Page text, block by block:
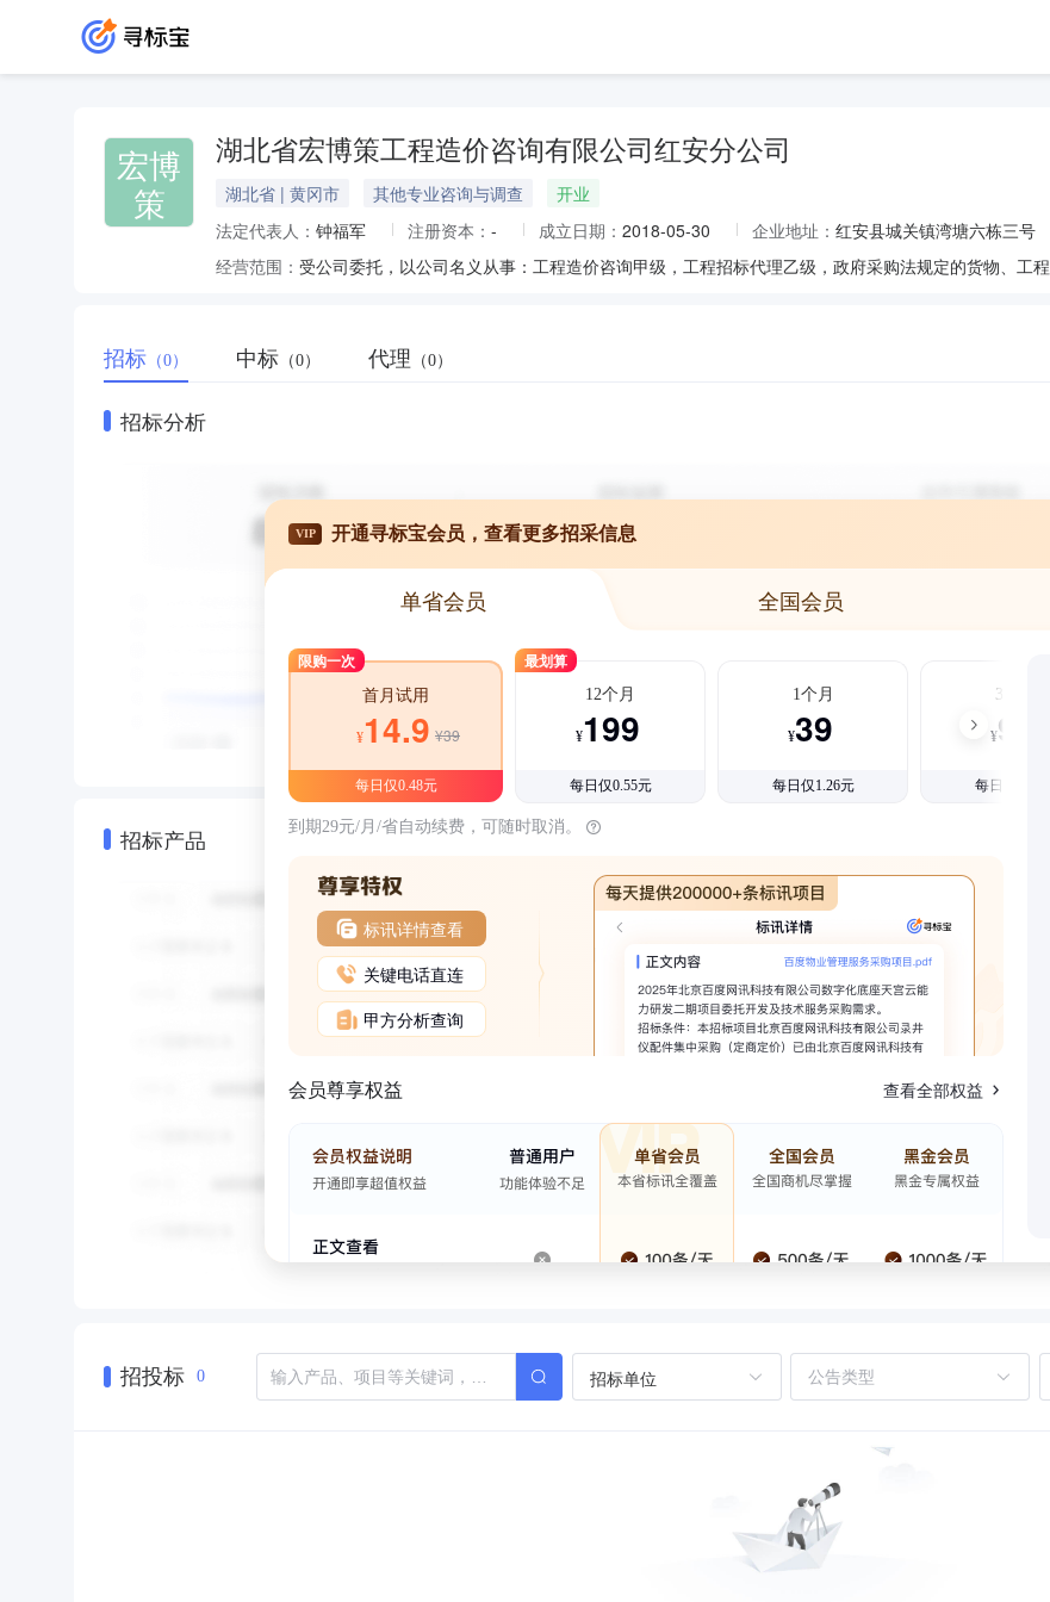
宏博
策
湖北省宏博策工程造价咨询有限公司红安分公司
湖北省 | 黄冈市 其他专业咨询与调查
开业
法定代表人： 钟福军 注册资本： - 成立日期： 2018-05-30 企业地址： 红安县城关镇湾塘六栋三号
经营范围：
招标 （0） 中标 （0） 代理 （0）
招标分析
招标产品
VIP 开通寻标宝会员，查看更多招采信息
单省会员 全国会员
限购一次
首月试用
¥14.9 ¥39
每日仅0.48元
最划算
12个月
¥199
每日仅0.55元
1个月
¥39
每日仅1.26元
3个月
¥99
每日仅1.08元
到期29元/月/省自动续费，可随时取消。
标讯详情查看
关键电话直连
甲方分析查询
会员尊享权益 查看全部权益
招投标 0 招标单位